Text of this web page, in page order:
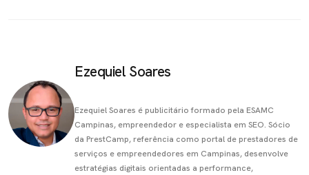
Ezequiel Soares
Ezequiel Soares é publicitário formado pela ESAMC
Campinas, empreendedor e especialista em SEO. Sócio
da PrestCamp, referência como portal de prestadores de
serviços e empreendedores em Campinas, desenvolve
estratégias digitais orientadas a performance,